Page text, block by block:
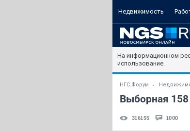
Недвижимость
На информационном
использование.
НГС.Форум
Выборная 158
316155 1000